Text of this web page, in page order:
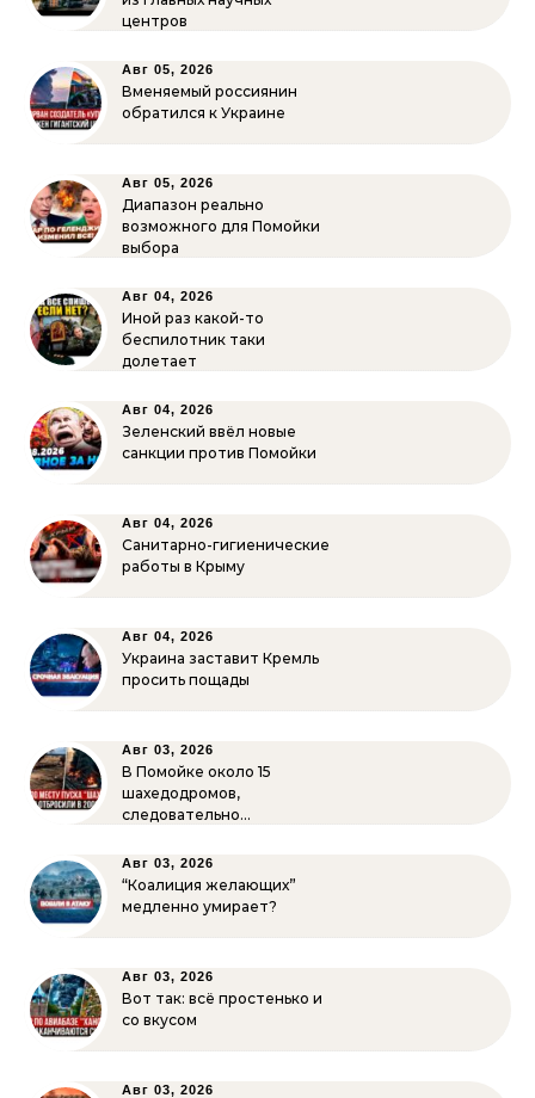
центров
Авг 05, 2026
Вменяемый россиянин
обратился к Украине
Авг 05, 2026
Диапазон реально
возможного для Помойки
выбора
Авг 04, 2026
Иной раз какой-то
беспилотник таки
долетает
Авг 04, 2026
Зеленский ввёл новые
санкции против Помойки
Авг 04, 2026
Санитарно-гигиенические
работы в Крыму
Авг 04, 2026
Украина заставит Кремль
просить пощады
Авг 03, 2026
В Помойке около 15
шахедодромов,
следовательно…
Авг 03, 2026
“Коалиция желающих”
медленно умирает?
Авг 03, 2026
Вот так: всё простенько и
со вкусом
Авг 03, 2026